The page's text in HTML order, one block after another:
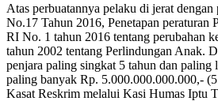
Atas perbuatannya pelaku di jerat
No.17 Tahun 2016, Penetapan peraturan
RI No. 1 tahun 2016 tentang perubahan
tahun 2002 tentang Perlindungan Anak.
penjara paling singkat 5 tahun dan paling
paling banyak Rp. 5.000.000.000.000,-
Kasat Reskrim melalui Kasi Humas Iptu